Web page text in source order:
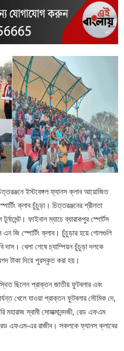
ইস্টবেঙ্গল ফ্যানস ক্লাব আয়োজিত
ক্লাব চুঁচুড়া। চিত্তরঞ্জনের শ্রীলতা
ফাইনাল ম্যাচে ব্যারাকপুর স্পোর্টস
জি স্পোর্টিং ক্লাব। চুঁচুড়ার হয়ে গোলগুলি
দাস। খেলা শেষে চ্যাম্পিয়ন চুঁচুড়া দলকে
টাকা দিয়ে পুরস্কৃত করা হয়।
ছিলেন প্রাক্তন জাতীয় ফুটবলার এবং
খেলে যাওয়া প্রাক্তন ফুটবলার সৌমিক দে,
স্বামী সোমাত্মানন্দজী, রেড এফএম
এফএম-এর রাজীব। সকলকে ফ্যানস ক্লাবের